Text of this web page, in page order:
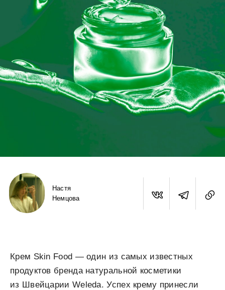
Настя
Немцова
Крем Skin Food — один из самых известных
продуктов бренда натуральной косметики
из Швейцарии Weleda. Успех крему принесли